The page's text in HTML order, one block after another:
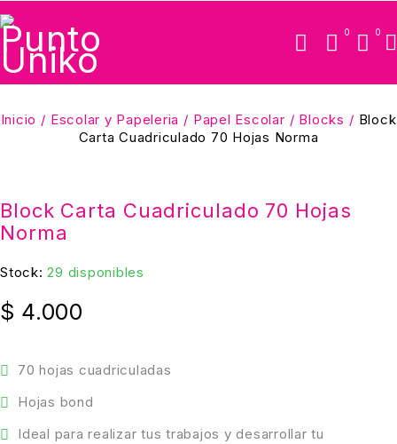
0 0
Inicio / Escolar y Papeleria / Papel Escolar / Blocks / Block
Carta Cuadriculado 70 Hojas Norma
Block Carta Cuadriculado 70 Hojas
Norma
Stock: 29 disponibles
70 hojas cuadriculadas
Hojas bond
Ideal para realizar tus trabajos y desarrollar tu
$ 4.000